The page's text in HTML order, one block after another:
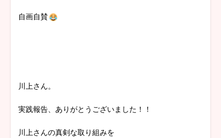
自画自賛
川上さん。
実践報告、ありがとうございました！！
川上さんの真剣な取り組みを